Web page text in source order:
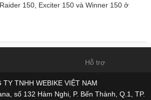
150, Exciter 150 và Winner 150 ở
Hỗ trợ
TY TNHH WEBIKE VIỆT NAM
số 132 Hàm Nghi, P. Bến Thành, Q.1, TP.